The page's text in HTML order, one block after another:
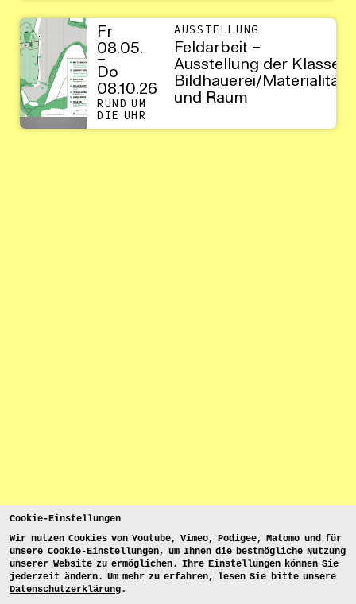
Cookie-Einstellungen
Wir nutzen Cookies von Youtube, Vimeo, Podigee, Matomo und für
unsere Cookie-Einstellungen, um Ihnen die bestmögliche Nutzung
unserer Website zu ermöglichen. Ihre Einstellungen können Sie
jederzeit ändern. Um mehr zu erfahren, lesen Sie bitte unsere
Datenschutzerklärung.
Fr
08.05.
–
Do
08.10.26
RUND UM
DIE UHR
AUSSTELLUNG
Feldarbeit –
Ausstellung der Klasse
Bildhauerei/Materialität
und Raum